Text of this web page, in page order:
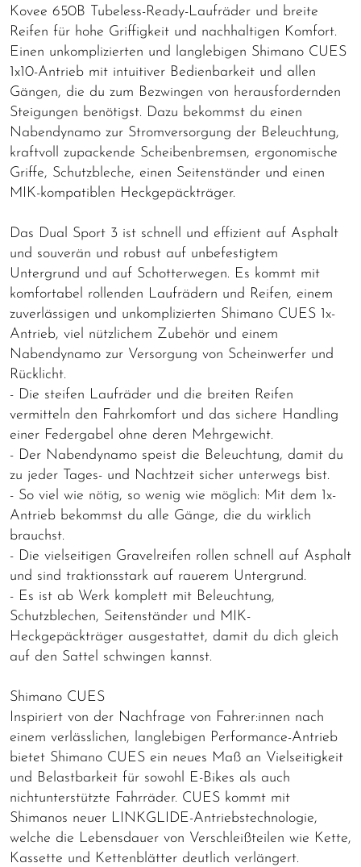
Kovee 650B Tubeless-Ready-Laufräder und breite
Reifen für hohe Griffigkeit und nachhaltigen Komfort.
Einen unkomplizierten und langlebigen Shimano CUES
1x10-Antrieb mit intuitiver Bedienbarkeit und allen
Gängen, die du zum Bezwingen von herausfordernden
Steigungen benötigst. Dazu bekommst du einen
Nabendynamo zur Stromversorgung der Beleuchtung,
kraftvoll zupackende Scheibenbremsen, ergonomische
Griffe, Schutzbleche, einen Seitenständer und einen
MIK-kompatiblen Heckgepäckträger.
Das Dual Sport 3 ist schnell und effizient auf Asphalt
und souverän und robust auf unbefestigtem
Untergrund und auf Schotterwegen. Es kommt mit
komfortabel rollenden Laufrädern und Reifen, einem
zuverlässigen und unkomplizierten Shimano CUES 1x-
Antrieb, viel nützlichem Zubehör und einem
Nabendynamo zur Versorgung von Scheinwerfer und
Rücklicht.
- Die steifen Laufräder und die breiten Reifen
vermitteln den Fahrkomfort und das sichere Handling
einer Federgabel ohne deren Mehrgewicht.
- Der Nabendynamo speist die Beleuchtung, damit du
zu jeder Tages- und Nachtzeit sicher unterwegs bist.
- So viel wie nötig, so wenig wie möglich: Mit dem 1x-
Antrieb bekommst du alle Gänge, die du wirklich
brauchst.
- Die vielseitigen Gravelreifen rollen schnell auf Asphalt
und sind traktionsstark auf rauerem Untergrund.
- Es ist ab Werk komplett mit Beleuchtung,
Schutzblechen, Seitenständer und MIK-
Heckgepäckträger ausgestattet, damit du dich gleich
auf den Sattel schwingen kannst.
Shimano CUES
Inspiriert von der Nachfrage von Fahrer:innen nach
einem verlässlichen, langlebigen Performance-Antrieb
bietet Shimano CUES ein neues Maß an Vielseitigkeit
und Belastbarkeit für sowohl E-Bikes als auch
nichtunterstützte Fahrräder. CUES kommt mit
Shimanos neuer LINKGLIDE-Antriebstechnologie,
welche die Lebensdauer von Verschleißteilen wie Kette,
Kassette und Kettenblätter deutlich verlängert.